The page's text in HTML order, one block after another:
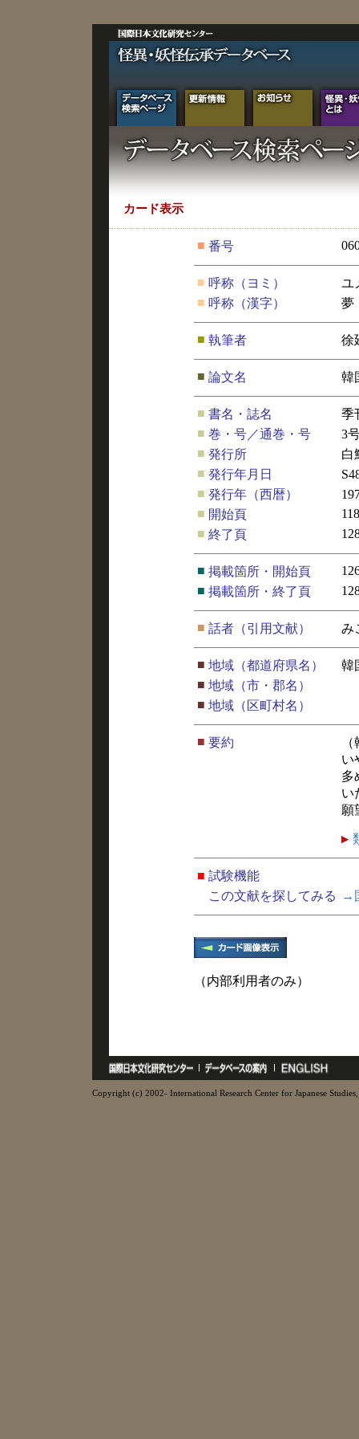
カード表示
■ 番号
■ 呼称（ヨミ）
ユ
■ 呼称（漢字） 夢
■ 執筆者 徐
■ 論文名 韓
■ 書名・誌名
季
■ 巻・号／通巻・号
3
■ 発行所
白
■ 発行年月日
■ 発行年（西暦）
■ 開始頁
118
■ 終了頁
■ 掲載箇所・開始頁
■ 掲載箇所・終了頁
■ 話者（引用文献） み
■ 地域（都道府県名）
韓
■ 地域（市・郡名）
■ 地域（区町村名）
■ 要約
い
多
い
願
■ 試験機能
この文献を探してみる
→
（内部利用者のみ）
Copyright (c) 2002- International Research Center for Japanese